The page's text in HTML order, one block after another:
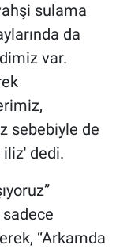
sulama
da
var.
sebebiyle de
dedi.
“Arkamda